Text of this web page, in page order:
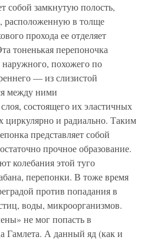
собой замкнутую полость,
расположенную в толще
прохода ее отделяет
тоненькая перепоночка
похожего по
— из слизистой
между ними
состоящего их эластичных
циркулярно и радиально. Таким
представляет собой
прочное образование.
колебания этой туго
перепонки. В тоже время
против попадания в
воды, микроорганизмов.
не мог попасть в
Гамлета. А данный яд (как и